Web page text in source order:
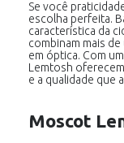
Se você
escolha perfeita.
característica da
combinam mais
em óptica. Com
Lemtosh
e a qualidade que
Moscot